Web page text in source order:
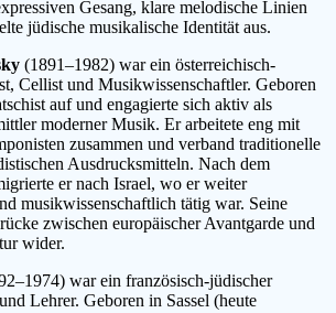
Gesang, klare melodische Linien
jüdische musikalische Identität aus.
(1891–1982) war ein österreichisch-
Cellist und Musikwissenschaftler. Geboren
auf und engagierte sich aktiv als
moderner Musik. Er arbeitete eng mit
zusammen und verband traditionelle
Ausdrucksmitteln. Nach dem
er nach Israel, wo er weiter
musikwissenschaftlich tätig war. Seine
zwischen europäischer Avantgarde und
wider.
war ein französisch-jüdischer
Lehrer. Geboren in Sassel (heute